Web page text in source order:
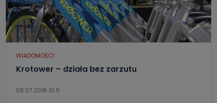
WIADOMOŚCI
Krotower – działa bez zarzutu
08.07.2018 10:11